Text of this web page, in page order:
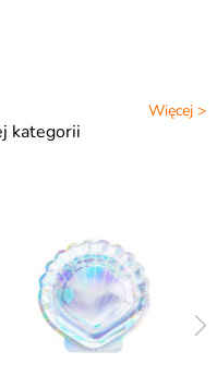
Więcej >
kategorii